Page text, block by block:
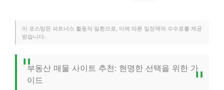
이 포스팅은 파트너스 활동의 일환으로, 이에 따른 일정액의 수수료를 제공
받습니다.
부동산 매물 사이트 추천: 현명한 선택을 위한 가
이드